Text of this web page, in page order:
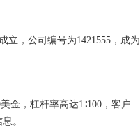
立，公司编号为1421555，成为
金，杠杆率高达1∶100，客户
。